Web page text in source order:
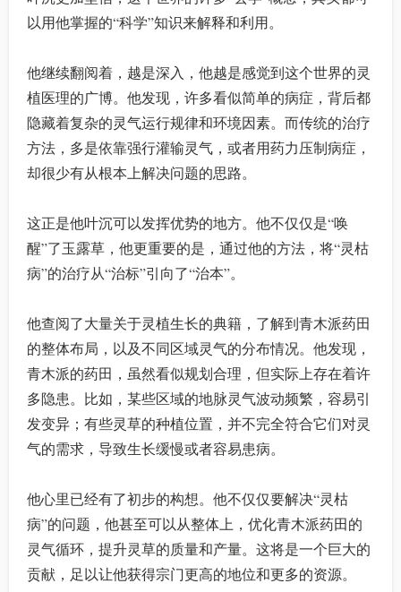
以用他掌握的“科学”知识来解释和利用。
他继续翻阅着，越是深入，他越是感觉到这个世界的灵
植医理的广博。他发现，许多看似简单的病症，背后都
隐藏着复杂的灵气运行规律和环境因素。而传统的治疗
方法，多是依靠强行灌输灵气，或者用药力压制病症，
却很少有从根本上解决问题的思路。
这正是他叶沉可以发挥优势的地方。他不仅仅是“唤
醒”了玉露草，他更重要的是，通过他的方法，将“灵枯
病”的治疗从“治标”引向了“治本”。
他查阅了大量关于灵植生长的典籍，了解到青木派药田
的整体布局，以及不同区域灵气的分布情况。他发现，
青木派的药田，虽然看似规划合理，但实际上存在着许
多隐患。比如，某些区域的地脉灵气波动频繁，容易引
发变异；有些灵草的种植位置，并不完全符合它们对灵
气的需求，导致生长缓慢或者容易患病。
他心里已经有了初步的构想。他不仅仅要解决“灵枯
病”的问题，他甚至可以从整体上，优化青木派药田的
灵气循环，提升灵草的质量和产量。这将是一个巨大的
贡献，足以让他获得宗门更高的地位和更多的资源。